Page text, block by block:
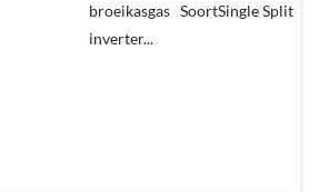
broeikasgas SoortSingle Split
inverter...